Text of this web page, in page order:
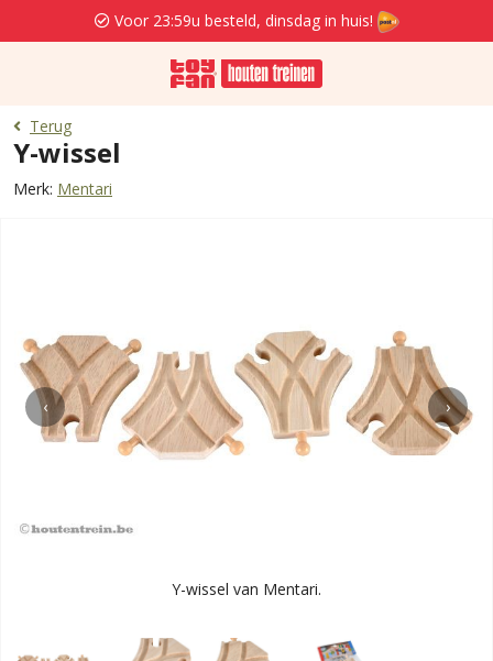
Voor 23:59u besteld, dinsdag in huis!
Terug
Y-wissel
Merk: Mentari
‹ ›
Y-wissel van Mentari.